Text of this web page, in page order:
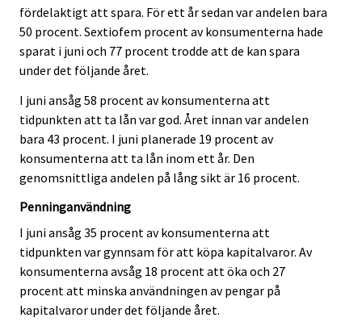
fördelaktigt att spara. För ett år sedan var andelen bara
50 procent. Sextiofem procent av konsumenterna hade
sparat i juni och 77 procent trodde att de kan spara
under det följande året.
I juni ansåg 58 procent av konsumenterna att
tidpunkten att ta lån var god. Året innan var andelen
bara 43 procent. I juni planerade 19 procent av
konsumenterna att ta lån inom ett år. Den
genomsnittliga andelen på lång sikt är 16 procent.
Penninganvändning
I juni ansåg 35 procent av konsumenterna att
tidpunkten var gynnsam för att köpa kapitalvaror. Av
konsumenterna avsåg 18 procent att öka och 27
procent att minska användningen av pengar på
kapitalvaror under det följande året.